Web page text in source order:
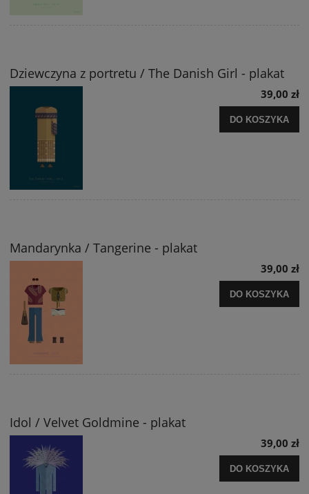
Dziewczyna z portretu / The Danish Girl - plakat
39,00 zł
DO KOSZYKA
Mandarynka / Tangerine - plakat
39,00 zł
DO KOSZYKA
Idol / Velvet Goldmine - plakat
39,00 zł
DO KOSZYKA